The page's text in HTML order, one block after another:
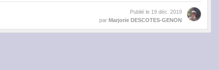
Publié le 19 déc. 2019
par Marjorie DESCOTES-GENON